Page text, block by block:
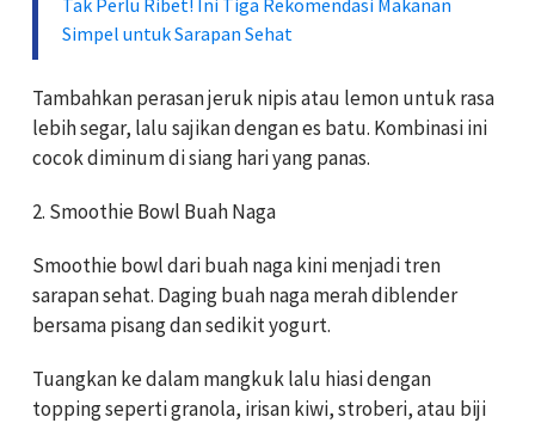
Simpel untuk Sarapan Sehat
Tambahkan perasan jeruk nipis atau lemon untuk rasa
lebih segar, lalu sajikan dengan es batu. Kombinasi ini
cocok diminum di siang hari yang panas.
2. Smoothie Bowl Buah Naga
Smoothie bowl dari buah naga kini menjadi tren
sarapan sehat. Daging buah naga merah diblender
bersama pisang dan sedikit yogurt.
Tuangkan ke dalam mangkuk lalu hiasi dengan
topping seperti granola, irisan kiwi, stroberi, atau biji